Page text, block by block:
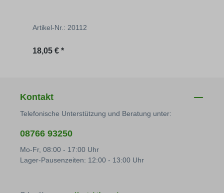
Artikel-Nr.: 20112
Regulärer Preis:
18,05 € *
Kontakt
Telefonische Unterstützung und Beratung unter:
08766 93250
Mo-Fr, 08:00 - 17:00 Uhr
Lager-Pausenzeiten: 12:00 - 13:00 Uhr